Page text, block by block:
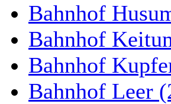
Bahnhof
Bahnhof
Bahnhof
Bahnhof Leer